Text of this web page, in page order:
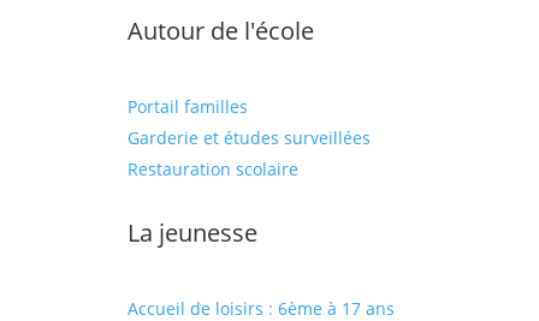
Autour de l'école
Portail familles
Garderie et études surveillées
Restauration scolaire
La jeunesse
Accueil de loisirs : 6ème à 17 ans